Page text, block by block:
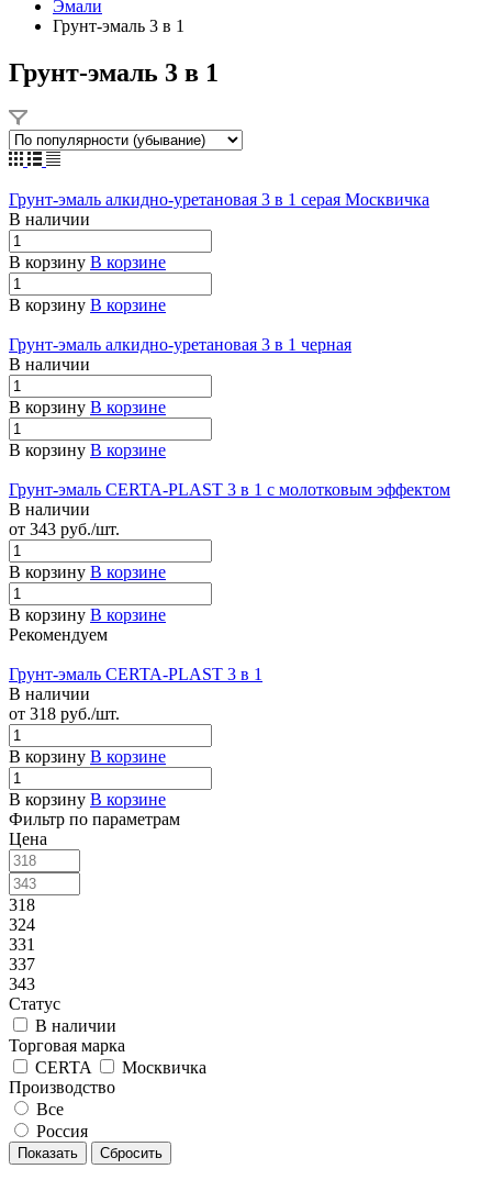
Эмали
Грунт-эмаль 3 в 1
Грунт-эмаль 3 в 1
Грунт-эмаль алкидно-уретановая 3 в 1 серая Москвичка
В наличии
В корзину В корзине
В корзину В корзине
Грунт-эмаль алкидно-уретановая 3 в 1 черная
В наличии
В корзину В корзине
В корзину В корзине
Грунт-эмаль CERTA-PLAST 3 в 1 с молотковым эффектом
В наличии
от 343 руб./шт.
В корзину В корзине
В корзину В корзине
Рекомендуем
Грунт-эмаль CERTA-PLAST 3 в 1
В наличии
от 318 руб./шт.
В корзину В корзине
В корзину В корзине
Фильтр по параметрам
Цена
318
324
331
337
343
Статус
В наличии
Торговая марка
CERTA
Москвичка
Производство
Все
Россия
Сбросить